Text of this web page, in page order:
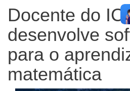
Docente do
desenvolve
para o
matemática